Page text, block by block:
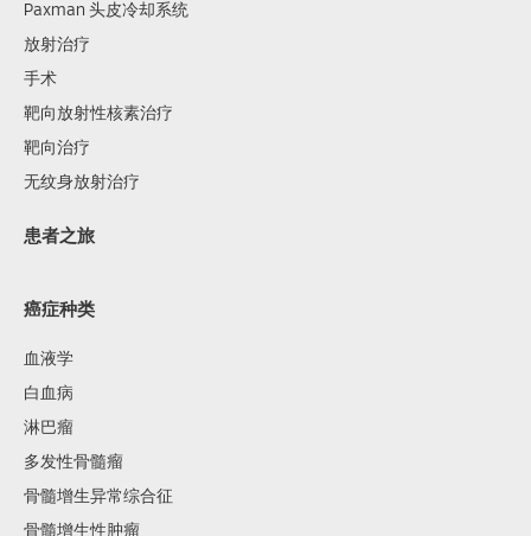
Paxman 头皮冷却系统
放射治疗
手术
靶向放射性核素治疗
靶向治疗
无纹身放射治疗
患者之旅
癌症种类
血液学
白血病
淋巴瘤
多发性骨髓瘤
骨髓增生异常综合征
骨髓增生性肿瘤